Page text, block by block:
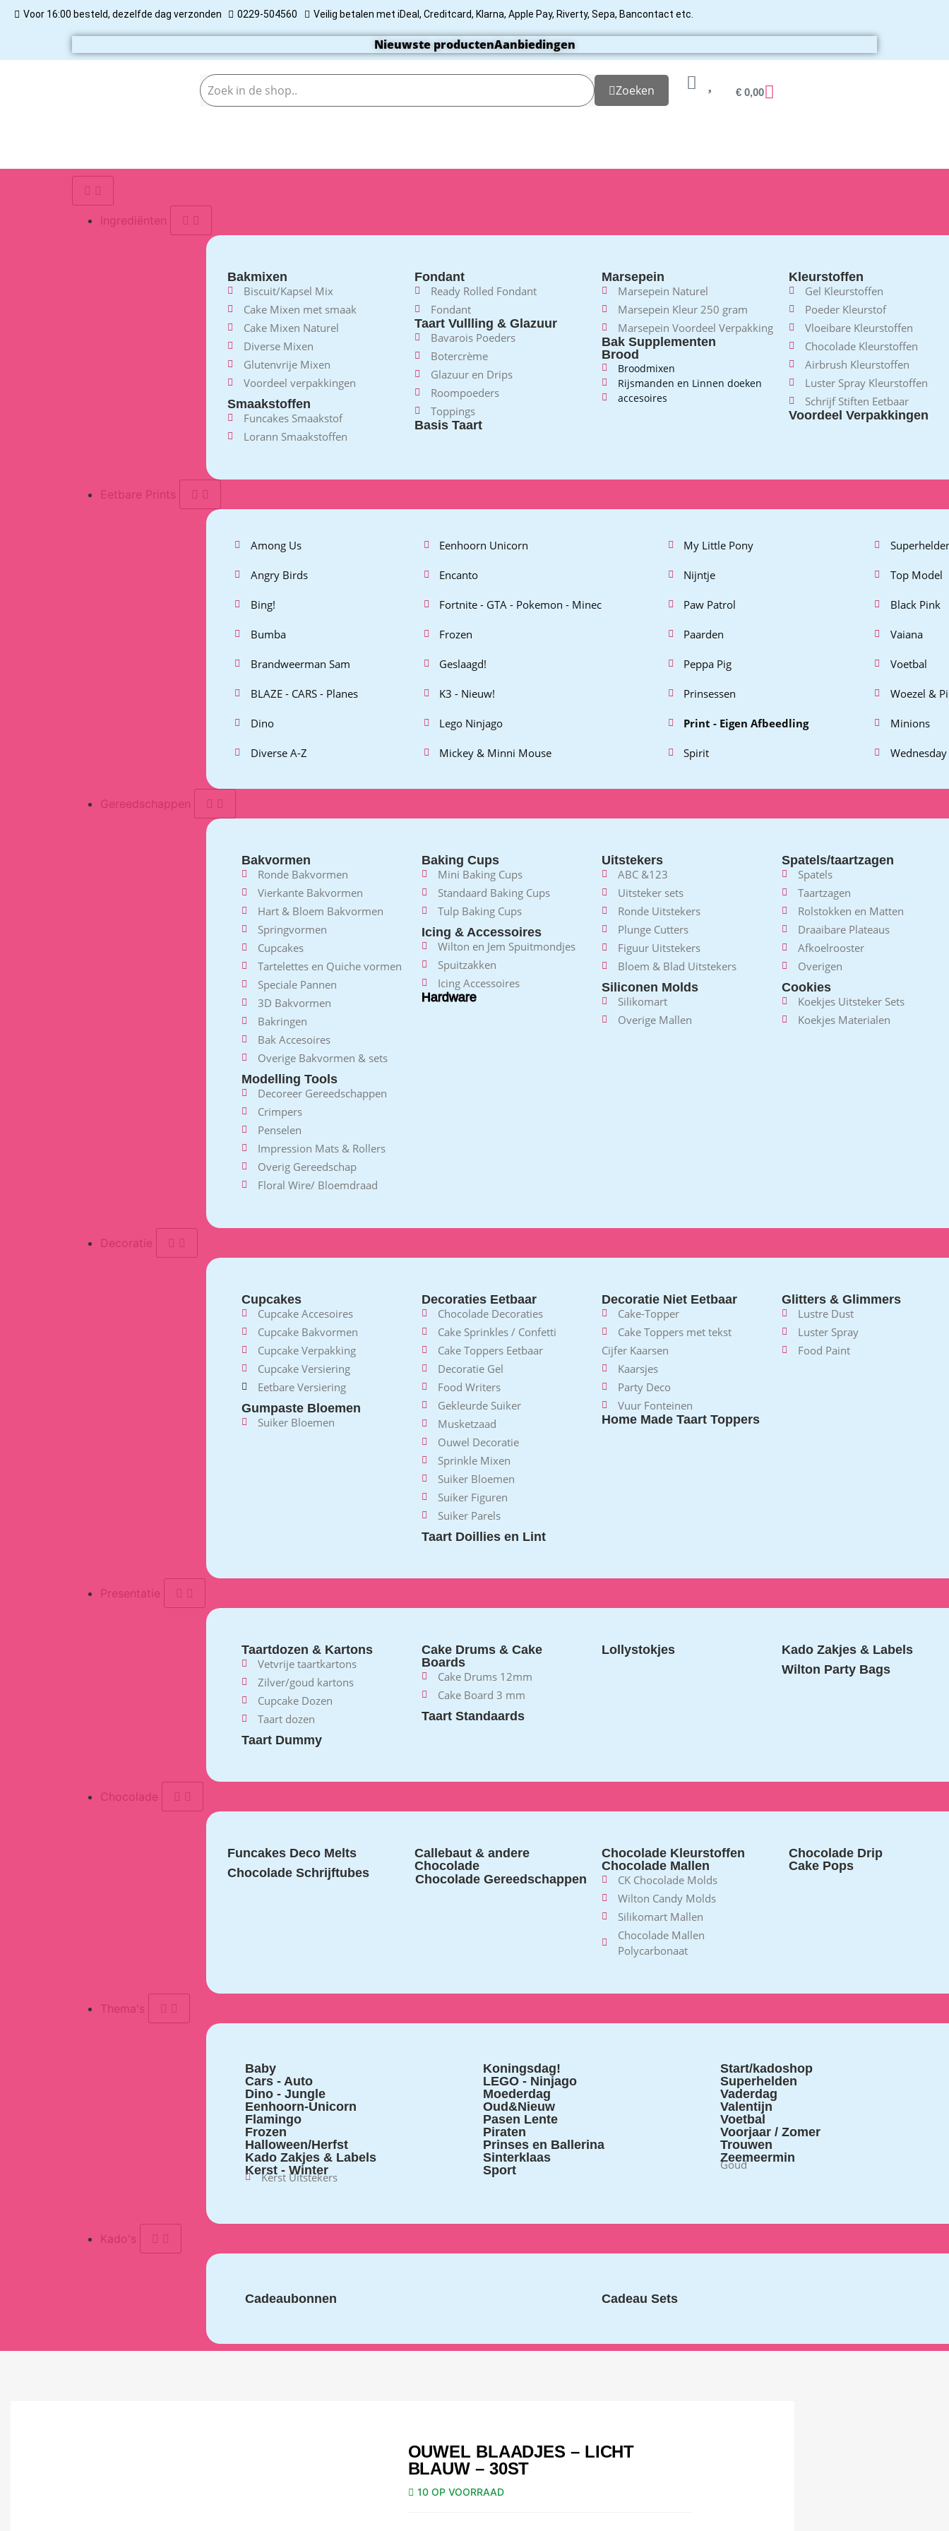
Voor 16:00 besteld, dezelfde dag verzonden 0229-504560 Veilig betalen met iDeal, Creditcard, Klarna, Apple Pay, Riverty, Sepa, Bancontact etc.
Nieuwste productenAanbiedingen
Zoeken € 0,00
Ingrediënten
Bakmixen
Biscuit/Kapsel Mix
Cake Mixen met smaak
Cake Mixen Naturel
Diverse Mixen
Glutenvrije Mixen
Voordeel verpakkingen
Smaakstoffen
Funcakes Smaakstof
Lorann Smaakstoffen
Fondant
Ready Rolled Fondant
Fondant
Taart Vullling & Glazuur
Bavarois Poeders
Botercrème
Glazuur en Drips
Roompoeders
Toppings
Basis Taart
Marsepein
Marsepein Naturel
Marsepein Kleur 250 gram
Marsepein Voordeel Verpakking
Bak Supplementen
Brood
Broodmixen
Rijsmanden en Linnen doeken
accesoires
Kleurstoffen
Gel Kleurstoffen
Poeder Kleurstof
Vloeibare Kleurstoffen
Chocolade Kleurstoffen
Airbrush Kleurstoffen
Luster Spray Kleurstoffen
Schrijf Stiften Eetbaar
Voordeel Verpakkingen
Eetbare Prints
Among Us
Angry Birds
Bing!
Bumba
Brandweerman Sam
BLAZE - CARS - Planes
Dino
Diverse A-Z
Eenhoorn Unicorn
Encanto
Fortnite - GTA - Pokemon - Minec
Frozen
Geslaagd!
K3 - Nieuw!
Lego Ninjago
Mickey & Minni Mouse
My Little Pony
Nijntje
Paw Patrol
Paarden
Peppa Pig
Prinsessen
Print - Eigen Afbeedling
Spirit
Top Model
Black Pink
Vaiana
Voetbal
Woezel &
Minions
Wednesday
Gereedschappen
Bakvormen
Ronde Bakvormen
Vierkante Bakvormen
Hart & Bloem Bakvormen
Springvormen
Cupcakes
Tartelettes en Quiche vormen
Speciale Pannen
3D Bakvormen
Bakringen
Bak Accesoires
Overige Bakvormen & sets
Modelling Tools
Decoreer Gereedschappen
Crimpers
Penselen
Impression Mats & Rollers
Overig Gereedschap
Floral Wire/ Bloemdraad
Baking Cups
Mini Baking Cups
Standaard Baking Cups
Tulp Baking Cups
Icing & Accessoires
Wilton en Jem Spuitmondjes
Spuitzakken
Icing Accessoires
Hardware
Uitstekers
ABC &123
Uitsteker sets
Ronde Uitstekers
Plunge Cutters
Figuur Uitstekers
Bloem & Blad Uitstekers
Siliconen Molds
Silikomart
Overige Mallen
Spatels/taartzagen
Spatels
Taartzagen
Rolstokken en Matten
Draaibare Plateaus
Afkoelrooster
Overigen
Cookies
Koekjes Uitsteker Sets
Koekjes Materialen
Decoratie
Cupcakes
Cupcake Accesoires
Cupcake Bakvormen
Cupcake Verpakking
Cupcake Versiering
Eetbare Versiering
Gumpaste Bloemen
Suiker Bloemen
Decoraties Eetbaar
Chocolade Decoraties
Cake Sprinkles / Confetti
Cake Toppers Eetbaar
Decoratie Gel
Food Writers
Gekleurde Suiker
Musketzaad
Ouwel Decoratie
Sprinkle Mixen
Suiker Bloemen
Suiker Figuren
Suiker Parels
Taart Doillies en Lint
Decoratie Niet Eetbaar
Cake-Topper
Cake Toppers met tekst
Cijfer Kaarsen
Kaarsjes
Party Deco
Vuur Fonteinen
Home Made Taart Toppers
Glitters & Glimmers
Lustre Dust
Luster Spray
Food Paint
Presentatie
Taartdozen & Kartons
Vetvrije taartkartons
Zilver/goud kartons
Cupcake Dozen
Taart dozen
Taart Dummy
Cake Drums & Cake
Boards
Cake Drums 12mm
Cake Board 3 mm
Taart Standaards
Lollystokjes
Kado Zakjes & Labels
Wilton Party Bags
Chocolade
Funcakes Deco Melts
Chocolade Schrijftubes
Callebaut & andere
Chocolade
Chocolade Gereedschappen
Chocolade Kleurstoffen
Chocolade Mallen
CK Chocolade Molds
Wilton Candy Molds
Silikomart Mallen
Chocolade Mallen
Polycarbonaat
Chocolade Drip
Cake Pops
Thema's
Baby
Cars - Auto
Dino - Jungle
Eenhoorn-Unicorn
Flamingo
Frozen
Halloween/Herfst
Kado Zakjes & Labels
Kerst - Winter
Kerst Uitstekers
Koningsdag!
LEGO - Ninjago
Moederdag
Oud&Nieuw
Pasen Lente
Piraten
Prinses en Ballerina
Sinterklaas
Sport
Start/kadoshop
Superhelden
Vaderdag
Valentijn
Voetbal
Voorjaar / Zomer
Trouwen
Zeemeermin
Goud
Kado's
Cadeaubonnen Cadeau Sets
OUWEL BLAADJES – LICHT
BLAUW – 30ST
10 OP VOORRAAD